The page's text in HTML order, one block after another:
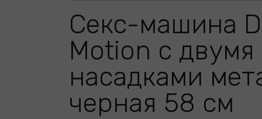
Секс-машина
Motion с двумя
насадками
черная 58 см